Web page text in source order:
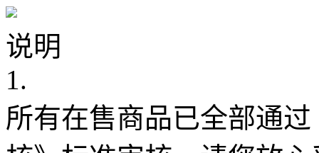
说明
1.
所有在售商品已全部通